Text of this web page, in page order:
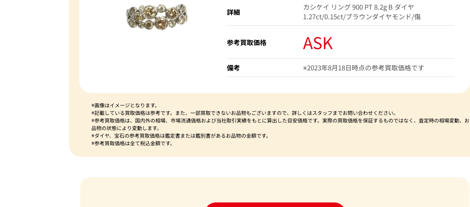
詳細
カシケイ リング 900 PT 8.2g B ダイヤ
1.27ct/0.15ct/ブラウンダイヤモンド/傷
参考買取価格 ASK
備考 ※2023年8月18日時点の参考買取価格です
※画像はイメージとなります。
※記載している買取価格は参考です。また、一部買取できないお品物もございますので、詳しくはスタッフまでお問い合わせください。
※参考買取価格は、国内外の相場、市場流通価格および当社取引実績をもとに算出した目安価格です。実際の買取価格を保証するものではなく、査定時の相場変動、お
品物の状態により変動します。
※ダイヤ、宝石の参考買取価格は鑑定書または鑑別書があるお品物の金額です。
※参考買取価格は全て税込金額です。